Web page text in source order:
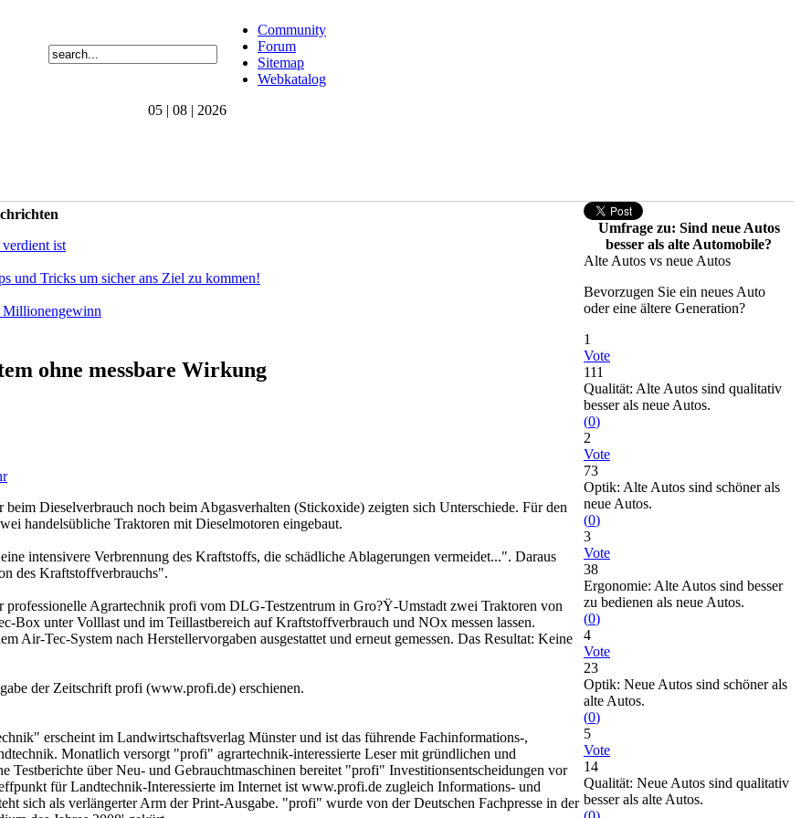
Community
Forum
Sitemap
Webkatalog
05 | 08 | 2026
ist
und Tricks um sicher ans Ziel zu kommen!
Millionengewinn
ohne messbare Wirkung
Dieselverbrauch noch beim Abgasverhalten (Stickoxide) zeigten sich Unterschiede. Für den
handelsübliche Traktoren mit Dieselmotoren eingebaut.
intensivere Verbrennung des Kraftstoffs, die schädliche Ablagerungen vermeidet...". Daraus
des Kraftstoffverbrauchs".
professionelle Agrartechnik profi vom DLG-Testzentrum in Gro?Ÿ-Umstadt zwei Traktoren von
Box unter Volllast und im Teillastbereich auf Kraftstoffverbrauch und NOx messen lassen.
Air-Tec-System nach Herstellervorgaben ausgestattet und erneut gemessen. Das Resultat: Keine
der Zeitschrift profi (www.profi.de) erschienen.
erscheint im Landwirtschaftsverlag Münster und ist das führende Fachinformations-,
Monatlich versorgt "profi" agrartechnik-interessierte Leser mit gründlichen und
Testberichte über Neu- und Gebrauchtmaschinen bereitet "profi" Investitionsentscheidungen vor
für Landtechnik-Interessierte im Internet ist www.profi.de zugleich Informations- und
sich als verlängerter Arm der Print-Ausgabe. "profi" wurde von der Deutschen Fachpresse in der
Umfrage zu: Sind neue Autos
besser als alte Automobile?
Alte Autos vs neue Autos
Bevorzugen Sie ein neues Auto
oder eine ältere Generation?
1
Vote
111
Qualität: Alte Autos sind qualitativ
besser als neue Autos.
(0)
2
Vote
73
Optik: Alte Autos sind schöner als
neue Autos.
(0)
3
Vote
38
Ergonomie: Alte Autos sind besser
zu bedienen als neue Autos.
(0)
4
Vote
23
Optik: Neue Autos sind schöner als
alte Autos.
(0)
5
Vote
14
Qualität: Neue Autos sind qualitativ
besser als alte Autos.